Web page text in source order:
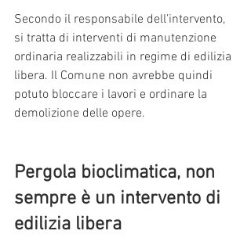
Secondo il responsabile dell’intervento,
si tratta di interventi di manutenzione
ordinaria realizzabili in regime di edilizia
libera. Il Comune non avrebbe quindi
potuto bloccare i lavori e ordinare la
demolizione delle opere.
Pergola bioclimatica, non
sempre è un intervento di
edilizia libera